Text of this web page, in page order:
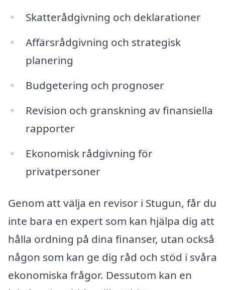
Skatterådgivning och deklarationer
Affärsrådgivning och strategisk
planering
Budgetering och prognoser
Revision och granskning av finansiella
rapporter
Ekonomisk rådgivning för
privatpersoner
Genom att välja en revisor i Stugun, får du
inte bara en expert som kan hjälpa dig att
hålla ordning på dina finanser, utan också
någon som kan ge dig råd och stöd i svåra
ekonomiska frågor. Dessutom kan en